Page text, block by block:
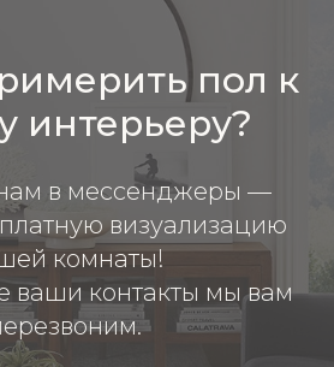
пол к
интерьеру?
в мессенджеры —
визуализацию
комнаты!
ваши контакты мы вам